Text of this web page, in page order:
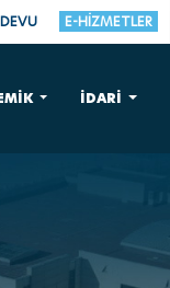
İDARİ
E-HİZMETLER